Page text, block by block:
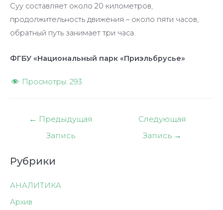
Суу составляет около 20 километров,
продолжительность движения – около пяти часов,
обратный путь занимает три часа.
ФГБУ «Национальный парк «Приэльбрусье»
Просмотры: 293
Навигация
← Предыдущая
Запись
Следующая
Запись →
Рубрики
АНАЛИТИКА
Архив